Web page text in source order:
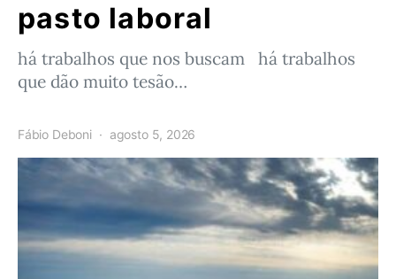
pasto laboral
há trabalhos que nos buscam há trabalhos
que dão muito tesão…
Fábio Deboni agosto 5, 2026